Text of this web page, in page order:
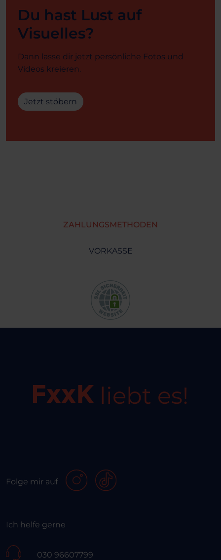
Du hast Lust auf
Visuelles?
Dann lasse dir jetzt persönliche Fotos und
Videos kreieren.
Jetzt stöbern
ZAHLUNGSMETHODEN
VORKASSE
liebt es!
Folge mir auf
Ich helfe gerne
030 96607799